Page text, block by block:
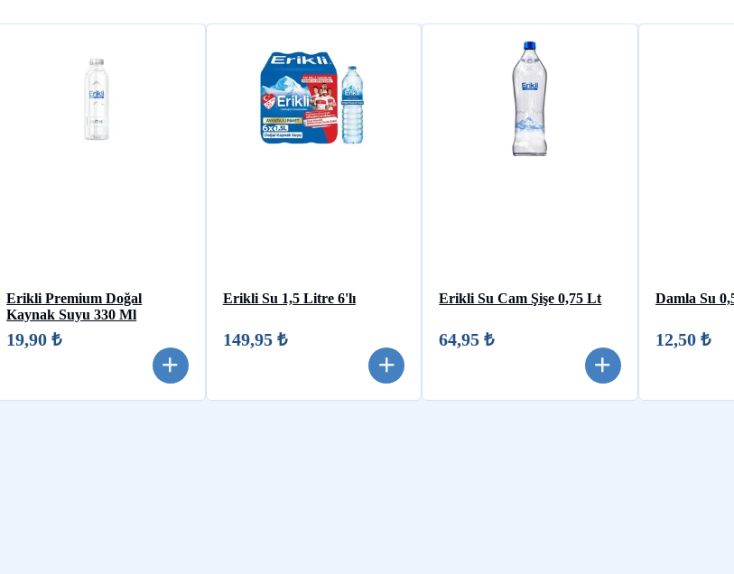
Erikli Premium Doğal
Kaynak Suyu 330 Ml
19,90 ₺
Erikli Su 1,5 Litre 6'lı
149,95 ₺
Erikli Su Cam Şişe 0,75 Lt
64,95 ₺
Damla Su
12,50 ₺